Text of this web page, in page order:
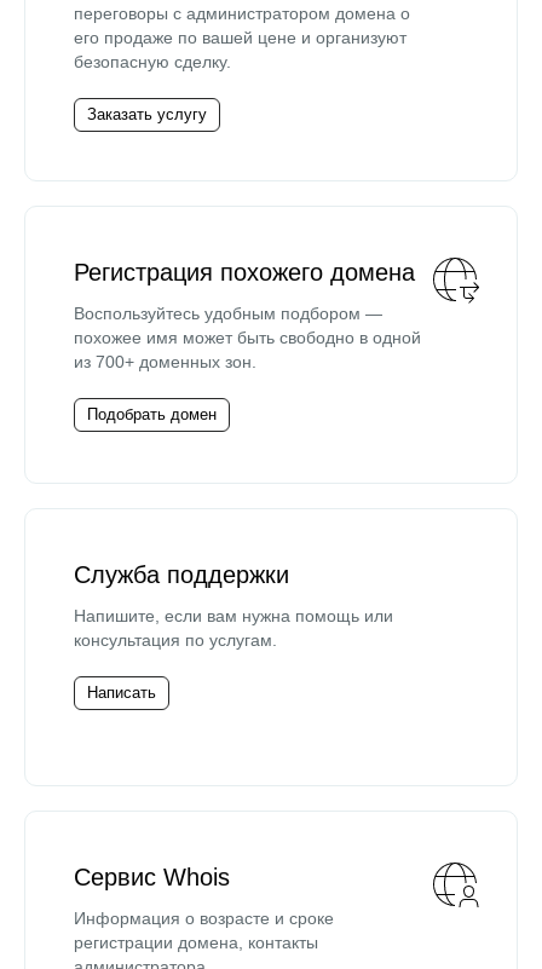
переговоры с администратором домена о
его продаже по вашей цене и организуют
безопасную сделку.
Заказать услугу
Регистрация похожего домена
Воспользуйтесь удобным подбором —
похожее имя может быть свободно в одной
из 700+ доменных зон.
Подобрать домен
Служба поддержки
Напишите, если вам нужна помощь или
консультация по услугам.
Написать
Сервис Whois
Информация о возрасте и сроке
регистрации домена, контакты